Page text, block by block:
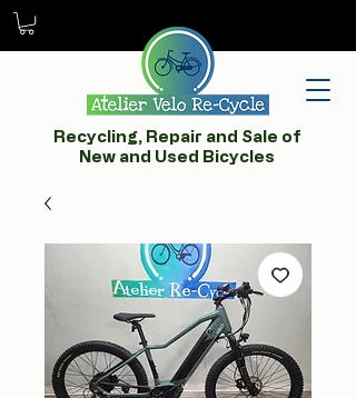
Recycling, Repair and Sale of
New and Used Bicycles